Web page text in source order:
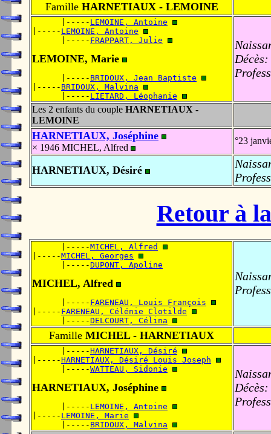
FamilleHARNETIAUX - LEMOINE
      |-----
LEMOINE, Antoine
|----- LEMOINE, Antoine
      |-----
FRAPPART, Julie
LEMOINE, Marie
      |-----
BRIDOUX, Jean Baptiste
|----- BRIDOUX, Malvina
      |-----
LIETARD, Léophanie
Décès:
Les 2 enfants du couple HARNETIAUX -
LEMOINE
HARNETIAUX, Joséphine
× 1946 MICHEL, Alfred
°23
HARNETIAUX, Désiré
Retour à
      |-----
MICHEL, Alfred
|-----MICHEL, Georges
      |-----
DUPONT, Apoline
MICHEL, Alfred
      |-----
FARENEAU, Louis François
|----- FARENEAU, Célénie Clotilde
      |-----
DELCOURT, Célina
Famille MICHEL - HARNETIAUX
      |-----
HARNETIAUX, Désiré
|-----HARNETIAUX, Désiré Louis Joseph
      |-----
WATTEAU, Sidonie
HARNETIAUX, Joséphine
      |-----
LEMOINE, Antoine
|----- LEMOINE, Marie
      |-----
BRIDOUX, Malvina
Décès: